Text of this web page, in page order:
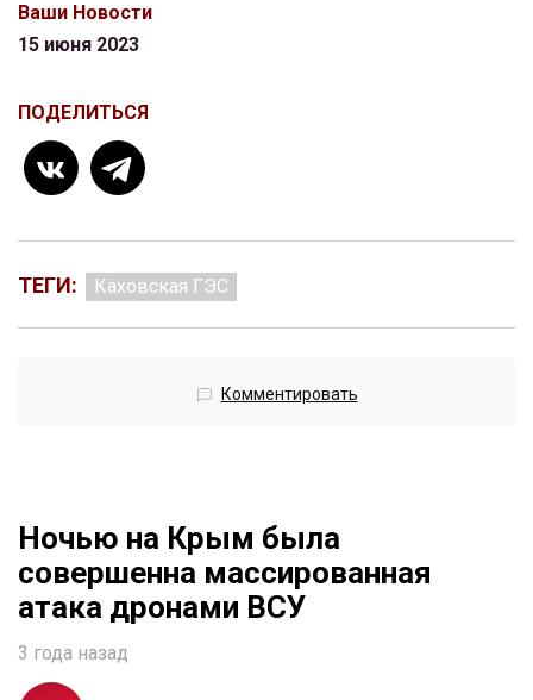
Ваши Новости
15 июня 2023
ПОДЕЛИТЬСЯ
ТЕГИ: Каховская ГЭС
Комментировать
Ночью на Крым была
совершенна массированная
атака дронами ВСУ
3 года назад